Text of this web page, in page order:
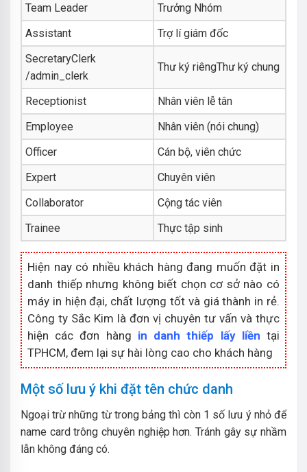
Team Leader
Trưởng Nhóm
Assistant
Trợ lí giám đốc
SecretaryClerk
/admin_clerk
Thư ký riêngThư ký chung
Receptionist
Nhân viên lễ tân
Employee
Nhân viên (nói chung)
Officer
Cán bộ, viên chức
Expert
Chuyên viên
Collaborator
Cộng tác viên
Trainee
Thực tập sinh
Hiện nay có nhiều khách hàng đang muốn đặt in
danh thiếp nhưng không biết chọn cơ sở nào có
máy in hiện đại, chất lượng tốt và giá thành in rẻ.
Công ty Sắc Kim là đơn vị chuyên tư vấn và thực
hiện các đơn hàng in danh thiếp lấy liền tại
TPHCM, đem lại sự hài lòng cao cho khách hàng
Một số lưu ý khi đặt tên chức danh
Ngoại trừ những từ trong bảng thì còn 1 số lưu ý nhỏ để
name card trông chuyên nghiệp hơn. Tránh gây sự nhầm
lẫn không đáng có.